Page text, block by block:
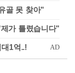
골 못 찾아"
가 틀렸습니다"